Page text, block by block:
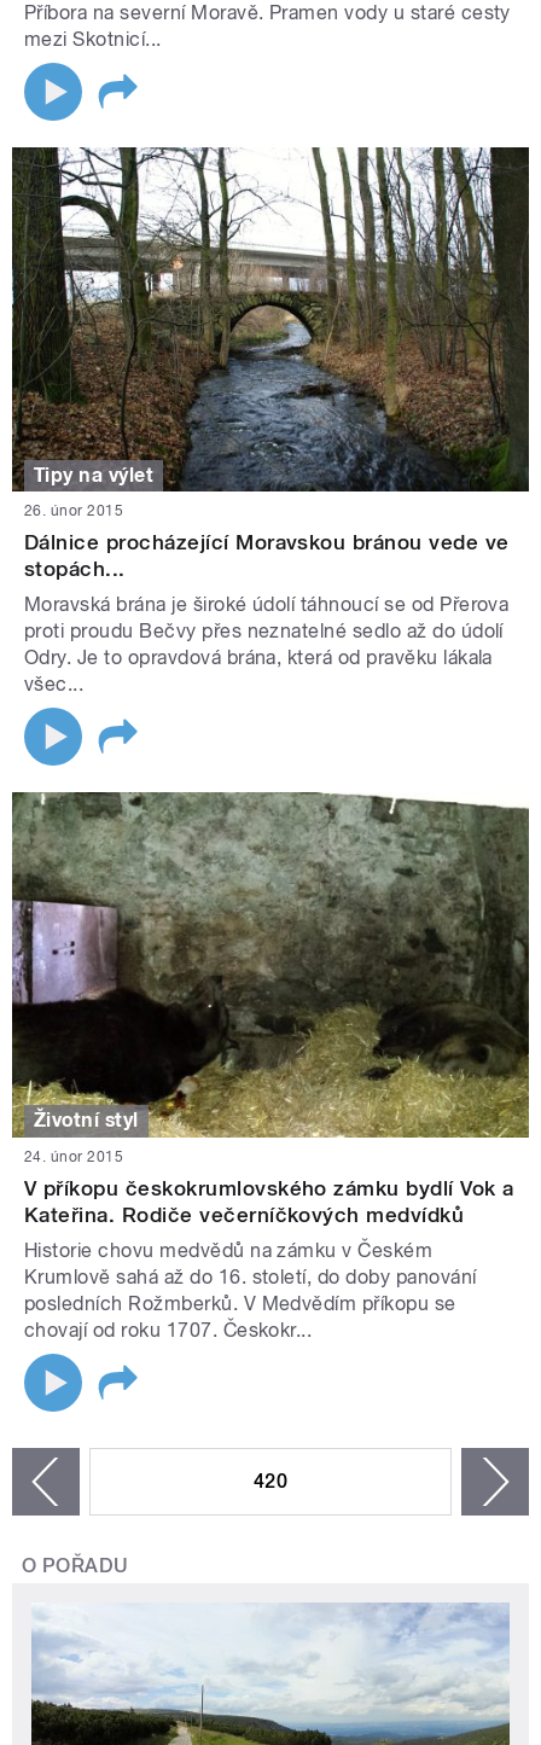
Příbora na severní Moravě. Pramen vody u staré cesty
mezi Skotnicí...
Tipy na výlet
26. únor 2015
Dálnice procházející Moravskou bránou vede ve
stopách...
Moravská brána je široké údolí táhnoucí se od Přerova
proti proudu Bečvy přes neznatelné sedlo až do údolí
Odry. Je to opravdová brána, která od pravěku lákala
všec...
Životní styl
24. únor 2015
V příkopu českokrumlovského zámku bydlí Vok a
Kateřina. Rodiče večerníčkových medvídků
Historie chovu medvědů na zámku v Českém
Krumlově sahá až do 16. století, do doby panování
posledních Rožmberků. V Medvědím příkopu se
chovají od roku 1707. Českokr...
420
O POŘADU